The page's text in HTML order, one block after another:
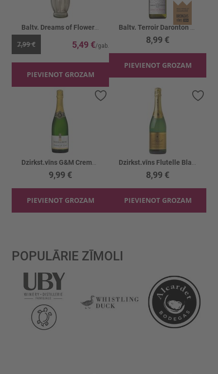
7,99 € 5,49 €
PIEVIENOT GROZAM
Baltv. Terroir Daronton Cotes Du Rhone 13%
8,99 €
PIEVIENOT GROZAM
9,99 €
PIEVIENOT GROZAM
Pievienot vēlmju sarakstam
8,99 €
PIEVIENOT GROZAM
POPULĀRIE ZĪMOLI